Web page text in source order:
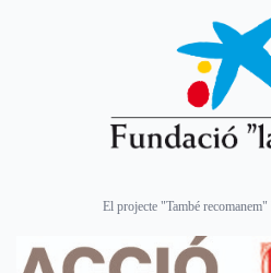
El projecte "També